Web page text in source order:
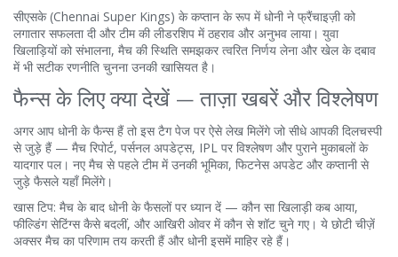
सीएसके (Chennai Super Kings) के कप्तान के रूप में धोनी ने फ्रैंचाइज़ी को
लगातार सफलता दी और टीम की लीडरशिप में ठहराव और अनुभव लाया। युवा
खिलाड़ियों को संभालना, मैच की स्थिति समझकर त्वरित निर्णय लेना और खेल के दबाव
में भी सटीक रणनीति चुनना उनकी खासियत है।
फैन्स के लिए क्या देखें — ताज़ा खबरें और विश्लेषण
अगर आप धोनी के फैन्स हैं तो इस टैग पेज पर ऐसे लेख मिलेंगे जो सीधे आपकी दिलचस्पी
से जुड़े हैं — मैच रिपोर्ट, पर्सनल अपडेट्स, IPL पर विश्लेषण और पुराने मुकाबलों के
यादगार पल। नए मैच से पहले टीम में उनकी भूमिका, फिटनेस अपडेट और कप्तानी से
जुड़े फैसले यहाँ मिलेंगे।
खास टिप: मैच के बाद धोनी के फैसलों पर ध्यान दें — कौन सा खिलाड़ी कब आया,
फील्डिंग सेटिंग्स कैसे बदलीं, और आखिरी ओवर में कौन से शॉट चुने गए। ये छोटी चीज़ें
अक्सर मैच का परिणाम तय करती हैं और धोनी इसमें माहिर रहे हैं।